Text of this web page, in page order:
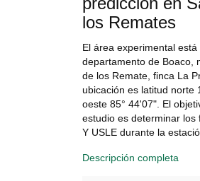
los Remates
El área experimental
departamento de Boaco,
de los Remate, finca La
ubicación es latitud norte
oeste 85° 44'07". El
estudio es determinar los
Y USLE durante la
Descripción completa